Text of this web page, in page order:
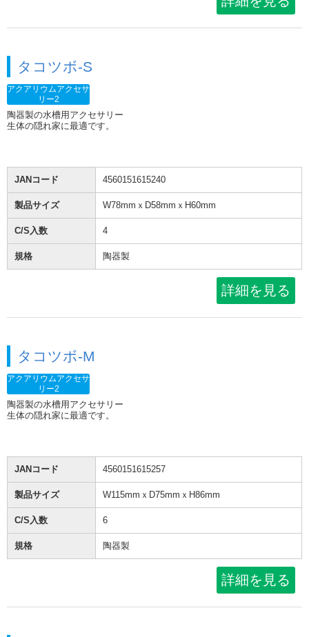
タコツボ-S
アクアリウムアクセサ
リー2
陶器製の水槽用アクセサリー
生体の隠れ家に最適です。
JANコード 4560151615240
製品サイズ W78mmｘD58mmｘH60mm
C/S入数 4
規格 陶器製
詳細を見る
タコツボ-M
アクアリウムアクセサ
リー2
陶器製の水槽用アクセサリー
生体の隠れ家に最適です。
JANコード 4560151615257
製品サイズ W115mmｘD75mmｘH86mm
C/S入数 6
規格 陶器製
詳細を見る